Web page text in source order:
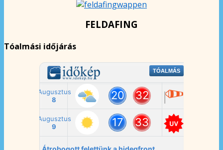
FELDAFING
Tóalmási időjárás